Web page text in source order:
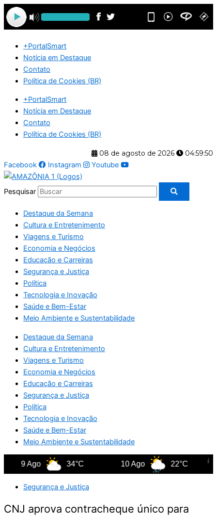
Ir
para
o
+PortalSmart
Notícia em Destaque
Contato
Política de Cookies (BR)
+PortalSmart
Notícia em Destaque
Contato
Política de Cookies (BR)
08 de agosto de 2026
04:59:50
Facebook
Instagram Youtube
Pesquisar
Destaque da Semana
Cultura e Entretenimento
Viagens e Turismo
Economia e Negócios
Educação e Carreiras
Segurança e Justiça
Política
Tecnologia e Inovação
Saúde e Bem-Estar
Meio Ambiente e Sustentabilidade
Destaque da Semana
Cultura e Entretenimento
Viagens e Turismo
Economia e Negócios
Educação e Carreiras
Segurança e Justiça
Política
Tecnologia e Inovação
Saúde e Bem-Estar
Meio Ambiente e Sustentabilidade
9 Ago 34°C 10 Ago 22°C
Segurança e Justiça
CNJ aprova contracheque único para